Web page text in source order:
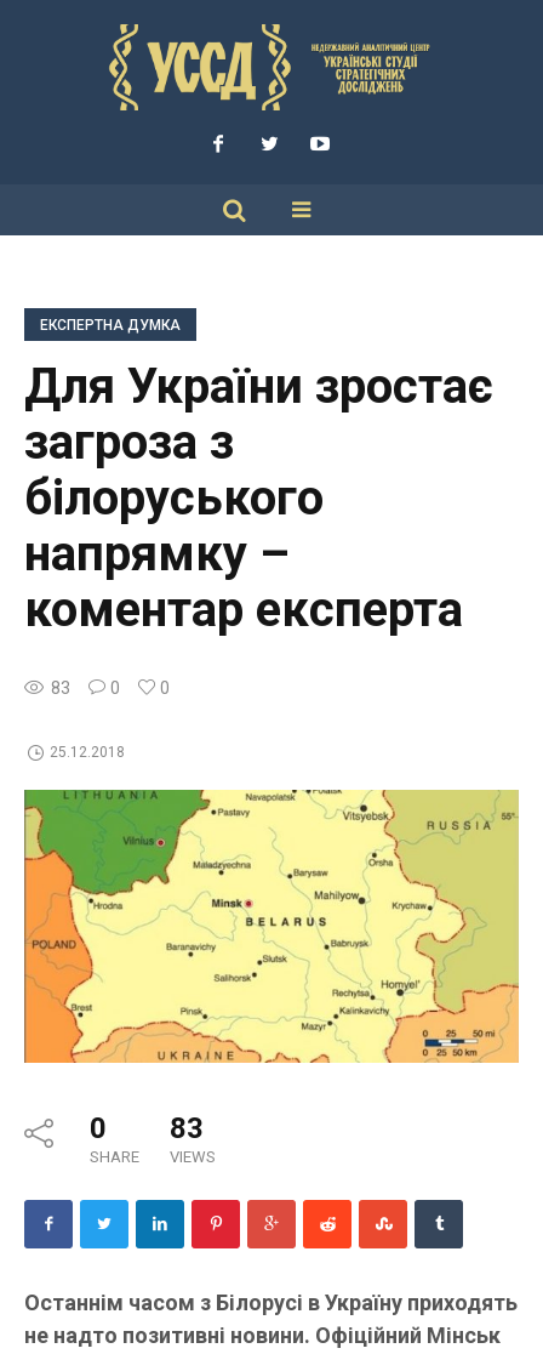
ЕКСПЕРТНА ДУМКА
Для України зростає
загроза з
білоруського
напрямку –
коментар експерта
83 0 0
25.12.2018
0
SHARE
83
VIEWS
Останнім часом з Білорусі в Україну приходять
не надто позитивні новини. Офіційний Мінськ